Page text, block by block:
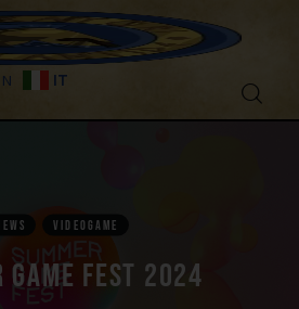
IT
VIDEOGAME
Game Fest 2024